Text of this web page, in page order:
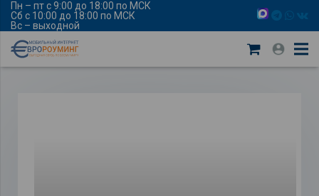
Пн – пт с 9:00 до 18:00 по МСК
Сб с 10:00 до 18:00 по МСК
Вс – выходной